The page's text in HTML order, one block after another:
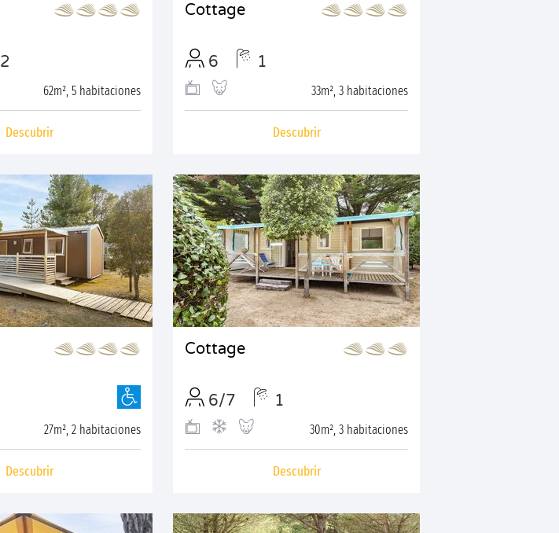
2
62m², 5 habitaciones
Descubrir
Cottage
6 1
33m², 3 habitaciones
Descubrir
27m², 2 habitaciones
Descubrir
Cottage
6/7 1
30m², 3 habitaciones
Descubrir